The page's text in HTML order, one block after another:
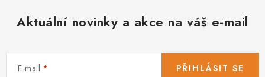
Aktuální novinky a akce na váš e-mail
E-mail PŘIHLÁSIT SE